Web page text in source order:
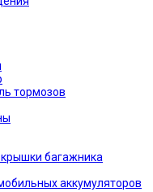
тормозов
багажника
аккумуляторов